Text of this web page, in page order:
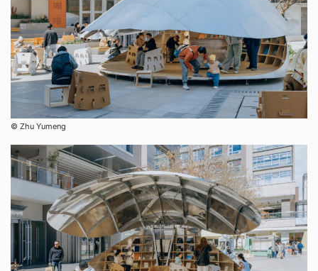
©︎ Zhu Yumeng